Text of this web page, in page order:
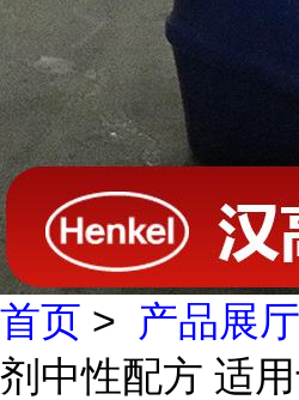
首页 > 产品展厅
剂中性配方 适